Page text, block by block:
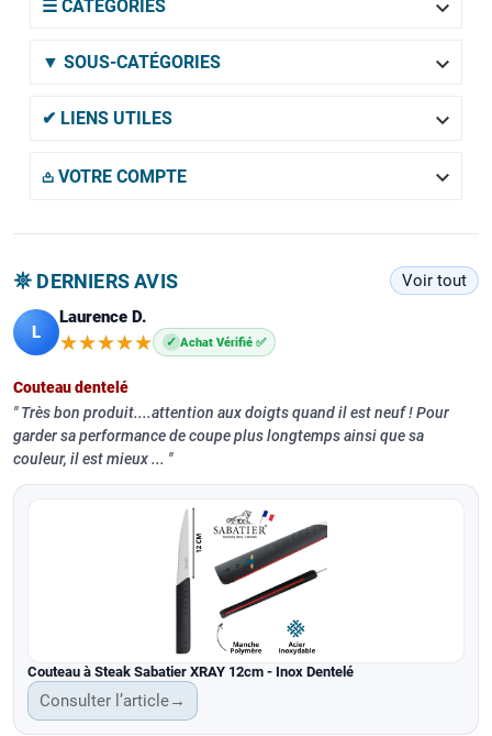
☰ CATÉGORIES 
▼ SOUS-CATÉGORIES 
✔ LIENS UTILES 
𖡌 VOTRE COMPTE 
𖤓 DERNIERS AVIS Voir tout
L
Laurence D.
★★★★★
★★★★★ ✓ Achat Vérifié ✅
Couteau dentelé
Très bon produit....attention aux doigts quand il est neuf ! Pour
garder sa performance de coupe plus longtemps ainsi que sa
couleur, il est mieux ...
Couteau à Steak Sabatier XRAY 12cm - Inox Dentelé
Consulter l’article→